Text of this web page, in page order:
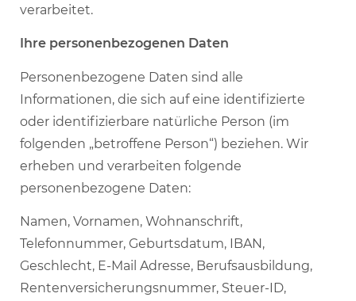
verarbeitet.
Ihre personenbezogenen Daten
Personenbezogene Daten sind alle
Informationen, die sich auf eine identifizierte
oder identifizierbare natürliche Person (im
folgenden „betroffene Person“) beziehen. Wir
erheben und verarbeiten folgende
personenbezogene Daten:
Namen, Vornamen, Wohnanschrift,
Telefonnummer, Geburtsdatum, IBAN,
Geschlecht, E-Mail Adresse, Berufsausbildung,
Rentenversicherungsnummer, Steuer-ID,